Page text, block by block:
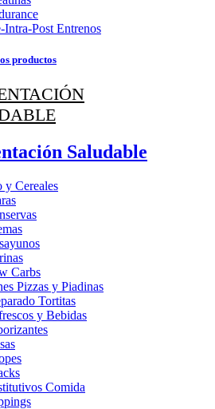
Intra-Post Entrenos
productos
Saludable
y Cereales
Carbs
Pizzas y Piadinas
Tortitas
y Bebidas
Comida